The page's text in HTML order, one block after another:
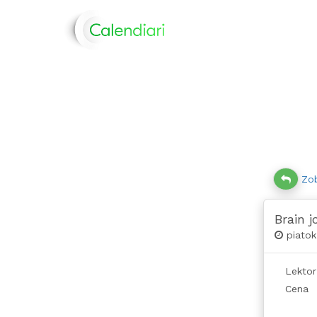
Brain
Lektor
Cena